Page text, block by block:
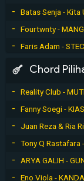
Batas Senja - Kita
Fourtwnty -
Faris Adam -
Chord
Reality Club -
Fanny Soegi - KIAS
Juan Reza & Ria
Tony Q Rastafara
ARYA GALIH -
Eno Viola -